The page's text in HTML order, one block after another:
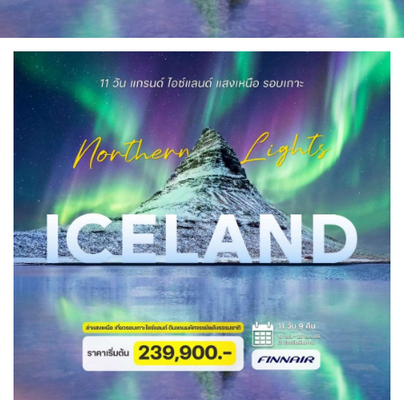
KGZ คีร์กีซสถาน LAO ลาว 0
LBN เลบานอน 0 MYS มาเลเซีย 0
MDV มัลดีฟส์ MNG มองโกเลีย 2
MMR เมียนมาร์ 5 NPL เนปาล
OMN โอมาน 0 PAK ปากีสถาน 8
PHL ฟิลิปปินส์ 1 SAU ซาอุดิอาระเบีย
SGP สิงคโปร์ 4
SYR ซีเรีย 0 TWN ไต้หวัน 9
TJK ทาจิกิสถาน 1 TKM เติร์กเมนิสถาน 1
ARE ดูไบ, UAE 0 UZB อุซเบกิสถาน 4
ตะวันออกกลาง YEM เยเมน
VNM เวียดนาม
จอร์แดน - อียิปต์ 4
DNK เดนมาร์ก FIN ฟินแลนด์
FRA ฝรั่งเศส FRO หมู่เกาะแฟโร 2
GEO จอร์เจีย 10
DEU เยอรมนี 3 GRL กรีนแลนด์
GRC กรีซ 1
ISL ไอซ์แลนด์ 4 ITA อิตาลี 9
MDA มอลโดวา 0 MLT มอลต้า
NLD เนเธอร์แลนด์ 0 NOR นอร์เวย์ 3
POL โปแลนด์ 3 PRT โปรตุเกส 3
RUS รัสเซีย 3 สแกนดิเนเวีย 7
ESP สเปน
SVN สโลวิเนีย 2 CHE สวิตเซอร์แลนด์
TUR ตุรเคีย 13 UKR ยูเครน 0
UK อังกฤษ+สหราชอาณาจักร
บราซิล - Brazil เอธิโอเปีย - Ethiopia 0
อียิปต์ - Egypt 10